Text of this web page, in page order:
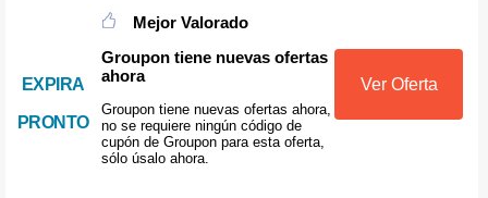
EXPIRA
PRONTO
Mejor Valorado
Groupon tiene nuevas ofertas
ahora
Groupon tiene nuevas ofertas ahora,
no se requiere ningún código de
cupón de Groupon para esta oferta,
sólo úsalo ahora.
Ver Oferta